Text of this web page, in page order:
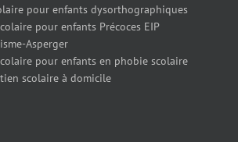
pour enfants dysorthographiques
pour enfants Précoces EIP
Asperger
pour enfants en phobie scolaire
scolaire à domicile